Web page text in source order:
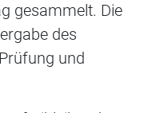
gesammelt. Die
des
und